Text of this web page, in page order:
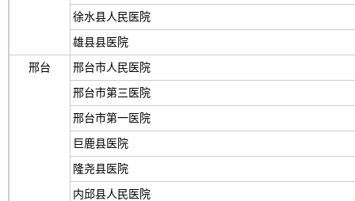
徐水县人民医院
雄县县医院
邢台
邢台市人民医院
邢台市第三医院
邢台市第一医院
巨鹿县医院
隆尧县医院
内邱县人民医院